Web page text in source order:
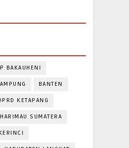
BAKAUHENI
BANTEN
KETAPANG
HARIMAU SUMATERA